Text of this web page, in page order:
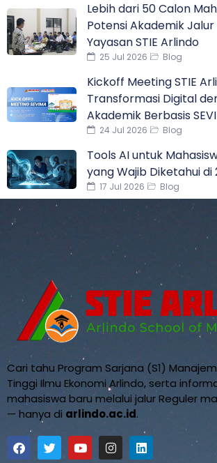
Lebih dari 50 Calon
Potensi Akademik Jalur
Yayasan STIE Arlindo
25 Jul 2026 Blog
Kickoff Meeting STIE
Transformasi Digital
Akademik Berbasis
24 Jul 2026 Blog
Tools AI untuk
yang Wajib Diketahui di
17 Jul 2026 Blog
Cari tahu Program Sarjana (S1)
Tinggi Ilmu Ekonomi Arlindo, serta
mahasiswa baru melalui jalur Reguler
— hanya di arlindo.ac.id.